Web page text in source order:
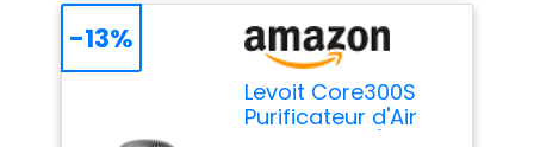
Levoit Core300S
Purificateur d'Air
-13%